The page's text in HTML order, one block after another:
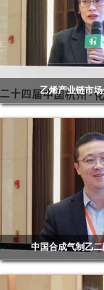
乙烯产业链市
WoodMackenzie亚太区
中国合成气制乙
万凯新材料股份有限